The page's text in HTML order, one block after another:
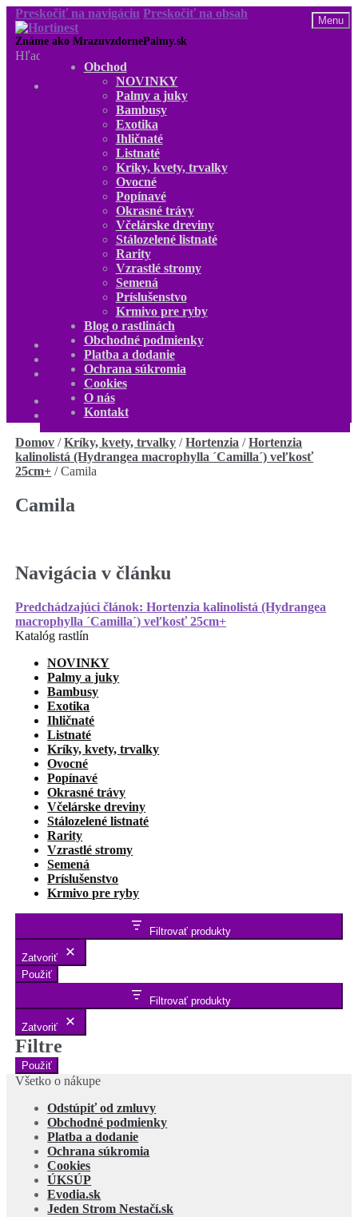
Preskočiť na navigáciu Preskočiť na obsah
Hľadať:
Menu
NOVINKY
Palmy a juky
Bambusy
Exotika
Ihličnaté
Listnaté
Kríky, kvety, trvalky
Ovocné
Popínavé
Okrasné trávy
Včelárske dreviny
Stálozelené listnaté
Rarity
Vzrastlé stromy
Semená
Príslušenstvo
Krmivo pre ryby
Blog o rastlinách
O nás
Kontakt
Obchod
NOVINKY
Palmy a juky
Bambusy
Exotika
Ihličnaté
Listnaté
Kríky, kvety, trvalky
Ovocné
Popínavé
Okrasné trávy
Včelárske dreviny
Stálozelené listnaté
Rarity
Vzrastlé stromy
Semená
Príslušenstvo
Krmivo pre ryby
Blog o rastlinách
Obchodné podmienky
Platba a dodanie
Ochrana súkromia
Cookies
O nás
Kontakt
€ 0 produktov
Domov /Kríky, kvety, trvalky /Hortenzia /Hortenzia
kalinolistá (Hydrangea macrophylla ´Camilla´) veľkosť
25cm+ /Camila
Camila
Navigácia v článku
Predchádzajúci článok:Hortenzia kalinolistá (Hydrangea
macrophylla ´Camilla´) veľkosť 25cm+
Katalóg rastlín
NOVINKY
Palmy a juky
Bambusy
Exotika
Ihličnaté
Listnaté
Kríky, kvety, trvalky
Ovocné
Popínavé
Okrasné trávy
Včelárske dreviny
Stálozelené listnaté
Rarity
Vzrastlé stromy
Semená
Príslušenstvo
Krmivo pre ryby
Filtrovať produkty
Zatvoriť
Použiť
Filtrovať produkty
Zatvoriť
Filtre
Použiť
Všetko o nákupe
Odstúpiť od zmluvy
Obchodné podmienky
Platba a dodanie
Ochrana súkromia
Cookies
ÚKSÚP
Evodia.sk
Jeden Strom Nestačí.sk